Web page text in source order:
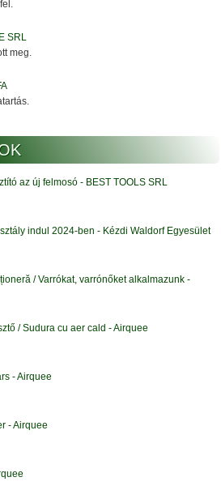
SRL
meg.
az új felmosó - BEST TOOLS SRL
indul 2024-ben - Kézdi Waldorf Egyesület
/ Varrókat, varrónőket alkalmazunk -
/ Sudura cu aer cald - Airquee
- Airquee
- Airquee